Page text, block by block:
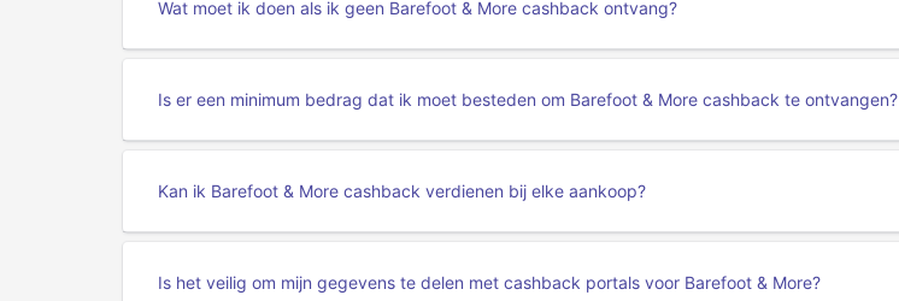
Wat moet ik doen als ik geen Barefoot & More cashback ontvang?
Is er een minimum bedrag dat ik moet besteden om Barefoot & More cashback te ontvangen?
Kan ik Barefoot & More cashback verdienen bij elke aankoop?
Is het veilig om mijn gegevens te delen met cashback portals voor Barefoot & More?